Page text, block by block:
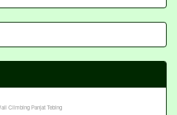
Climbing Panjat Tebing